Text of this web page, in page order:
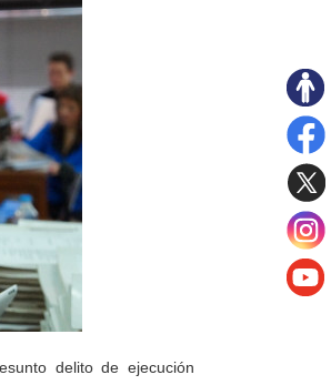
delito de ejecución